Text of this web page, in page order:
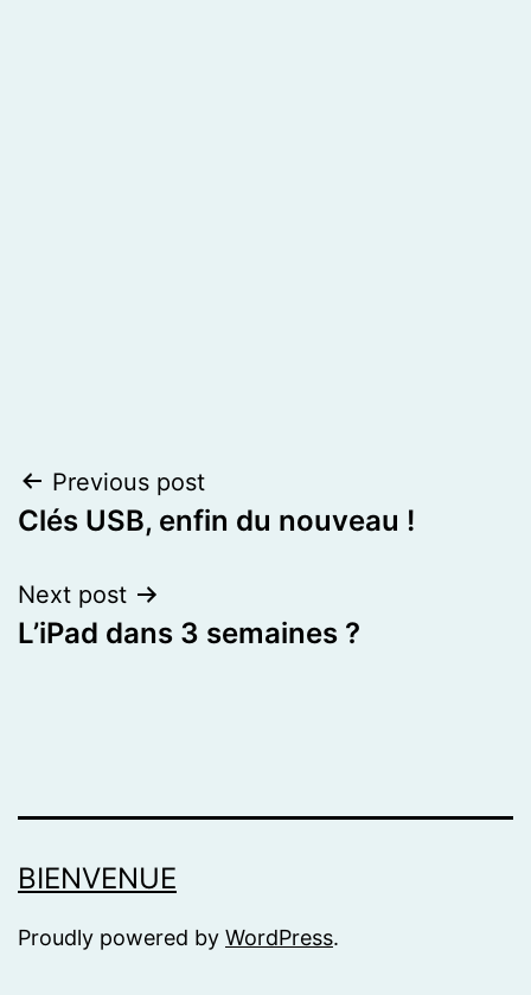
Post
navigation
Previous post
Clés USB, enfin du nouveau !
Next post
L’iPad dans 3 semaines ?
BIENVENUE
Proudly powered by WordPress.